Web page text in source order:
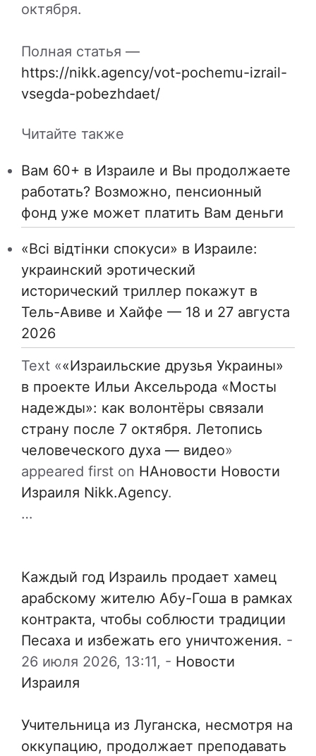
октября.
Полная статья —
https://nikk.agency/vot-pochemu-izrail-
vsegda-pobezhdaet/
Читайте также
Вам 60+ в Израиле и Вы продолжаете
работать? Возможно, пенсионный
фонд уже может платить Вам деньги
«Всі відтінки спокуси» в Израиле:
украинский эротический
исторический триллер покажут в
Тель-Авиве и Хайфе — 18 и 27 августа
2026
Text ««Израильские друзья Украины»
в проекте Ильи Аксельрода «Мосты
надежды»: как волонтёры связали
страну после 7 октября. Летопись
человеческого духа — видео»
appeared first on НАновости Новости
Израиля Nikk.Agency.
…
Каждый год Израиль продает хамец
арабскому жителю Абу-Гоша в рамках
контракта, чтобы соблюсти традиции
Песаха и избежать его уничтожения. -
26 июля 2026, 13:11, - Новости
Израиля
Учительница из Луганска, несмотря на
оккупацию, продолжает преподавать